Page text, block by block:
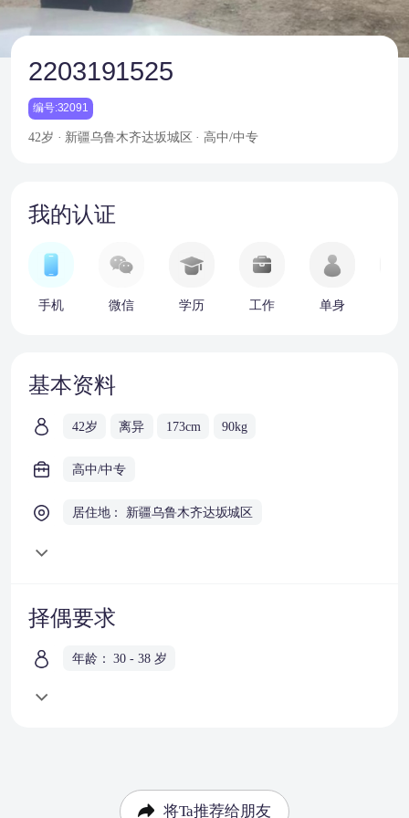
2203191525
编号:32091
42岁 · 新疆乌鲁木齐达坂城区 · 高中/中专
我的认证
手机 微信 学历 工作 单身
基本资料
42岁 离异 173cm 90kg
高中/中专
居住地： 新疆乌鲁木齐达坂城区
择偶要求
年龄： 30 - 38 岁
将Ta推荐给朋友